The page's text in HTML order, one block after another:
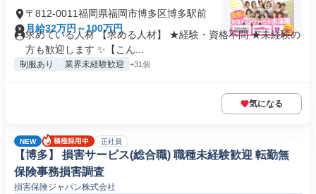
〒812-0011福岡県福岡市博多区博多駅前
月給32万円～100万円
求めている人材 【求める人材】 ★経験・資格不問 ★未経験の
方も歓迎します ✨【こん...
制服あり 業界未経験歓迎 +31個
気になる
NEW 正社員
【博多】 損害サービス(総合職) 職種未経験歓迎 転勤無
保険事務損害調査
損害保険ジャパン株式会社